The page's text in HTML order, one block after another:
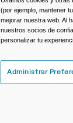
(por ejemplo, mantener
mejorar nuestra web. Al
nuestros socios de
personalizar tu
Administrar